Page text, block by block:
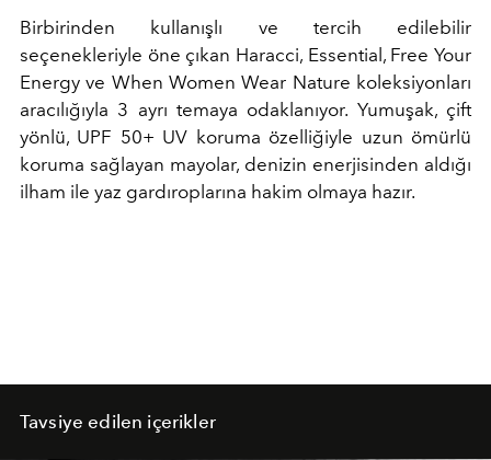
Birbirinden kullanışlı ve tercih edilebilir
seçenekleriyle öne çıkan Haracci, Essential, Free Your
Energy ve When Women Wear Nature koleksiyonları
aracılığıyla 3 ayrı temaya odaklanıyor. Yumuşak, çift
yönlü, UPF 50+ UV koruma özelliğiyle uzun ömürlü
koruma sağlayan mayolar, denizin enerjisinden aldığı
ilham ile yaz gardıroplarına hakim olmaya hazır.
Tavsiye edilen içerikler